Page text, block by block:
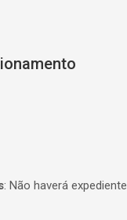
: Não haverá expediente